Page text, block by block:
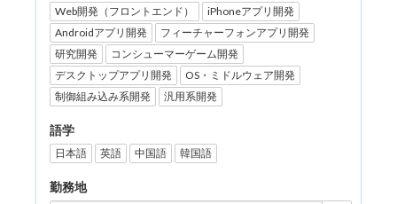
Web開発（フロントエンド）
iPhoneアプリ開発
Androidアプリ開発
フィーチャーフォンアプリ開発
研究開発
コンシューマーゲーム開発
デスクトップアプリ開発
OS・ミドルウェア開発
制御組み込み系開発
汎用系開発
語学
日本語 英語 中国語 韓国語
勤務地